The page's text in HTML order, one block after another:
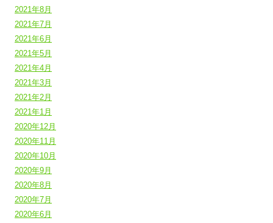
2021年8月
2021年7月
2021年6月
2021年5月
2021年4月
2021年3月
2021年2月
2021年1月
2020年12月
2020年11月
2020年10月
2020年9月
2020年8月
2020年7月
2020年6月